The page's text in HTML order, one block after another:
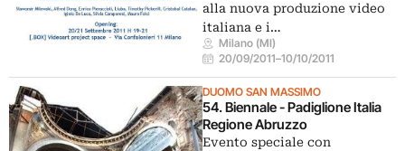
alla nuova produzione video
italiana e i…
Milano (MI)
20/09/2011–10/10/2011
DUOMO SAN MASSIMO
54. Biennale - Padiglione Italia
Regione Abruzzo
Evento speciale con